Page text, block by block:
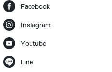
Facebook
Instagram
Youtube
Line